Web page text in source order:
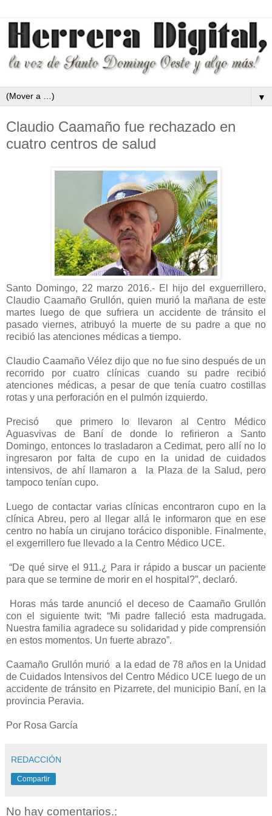
▼
Claudio Caamaño fue rechazado en
cuatro centros de salud
Santo Domingo, 22 marzo 2016.- El hijo del exguerrillero,
Claudio Caamaño Grullón, quien murió la mañana de este
martes luego de que sufriera un accidente de tránsito el
pasado viernes, atribuyó la muerte de su padre a que no
recibió las atenciones médicas a tiempo.
Claudio Caamaño Vélez dijo que no fue sino después de un
recorrido por cuatro clínicas cuando su padre recibió
atenciones médicas, a pesar de que tenía cuatro costillas
rotas y una perforación en el pulmón izquierdo.
Precisó que primero lo llevaron al Centro Médico
Aguasvivas de Baní de donde lo refirieron a Santo
Domingo, entonces lo trasladaron a Cedimat, pero allí no lo
ingresaron por falta de cupo en la unidad de cuidados
intensivos, de ahí llamaron a la Plaza de la Salud, pero
tampoco tenían cupo.
Luego de contactar varias clínicas encontraron cupo en la
clínica Abreu, pero al llegar allá le informaron que en ese
centro no había un cirujano torácico disponible. Finalmente,
el exgerrillero fue llevado a la Centro Médico UCE.
“De qué sirve el 911.¿ Para ir rápido a buscar un paciente
para que se termine de morir en el hospital?”, declaró.
Horas más tarde anunció el deceso de Caamaño Grullón
con el siguiente twit: “Mi padre falleció esta madrugada.
Nuestra familia agradece su solidaridad y pide comprensión
en estos momentos. Un fuerte abrazo”.
Caamaño Grullón murió a la edad de 78 años en la Unidad
de Cuidados Intensivos del Centro Médico UCE luego de un
accidente de tránsito en Pizarrete, del municipio Baní, en la
provincia Peravia.
Por Rosa García
REDACCIÓN
Compartir
No hay comentarios.: